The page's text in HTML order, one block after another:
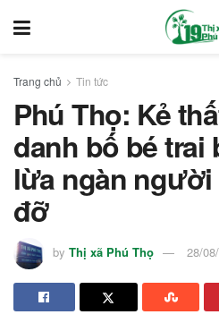
Trang chủ Tin tức
Phú Thọ: Kẻ
danh bố bé trai
lừa ngàn
đỡ
by Thị xã Phú Thọ 28/